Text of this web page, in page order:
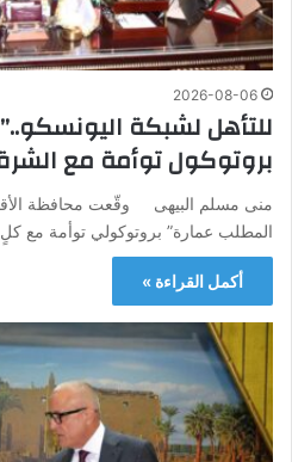
2026-08-06
للتأهل لشبكة
بروتوكول توأمة مع
منى مسلم البيهى وقّعت محافظة
المطلب عمارة” بروتوكولي توأمة مع
أكمل القراءة »